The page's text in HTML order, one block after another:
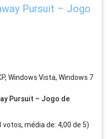
Pursuit – Jogo
Windows Vista, Windows 7
Pursuit – Jogo de
votos, média de: 4,00 de 5)